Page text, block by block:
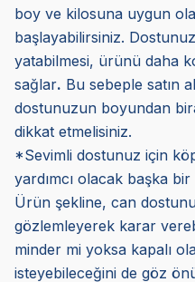
boy ve kilosuna uygun
başlayabilirsiniz.
yatabilmesi, ürünü daha
sağlar. Bu sebeple satın
dostunuzun boyundan
dikkat etmelisiniz.
*Sevimli dostunuz için
yardımcı olacak başka
Ürün şekline, can
gözlemleyerek karar
minder mi yoksa kapalı
isteyebileceğini de göz